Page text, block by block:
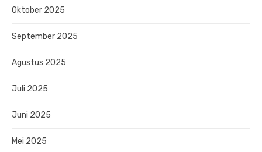
Oktober 2025
September 2025
Agustus 2025
Juli 2025
Juni 2025
Mei 2025